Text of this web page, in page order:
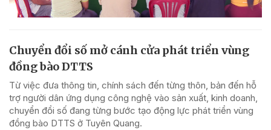
Chuyển đổi số mở cánh cửa phát triển vùng
đồng bào DTTS
Từ việc đưa thông tin, chính sách đến từng thôn, bản đến hỗ
trợ người dân ứng dụng công nghệ vào sản xuất, kinh doanh,
chuyển đổi số đang từng bước tạo động lực phát triển vùng
đồng bào DTTS ở Tuyên Quang.